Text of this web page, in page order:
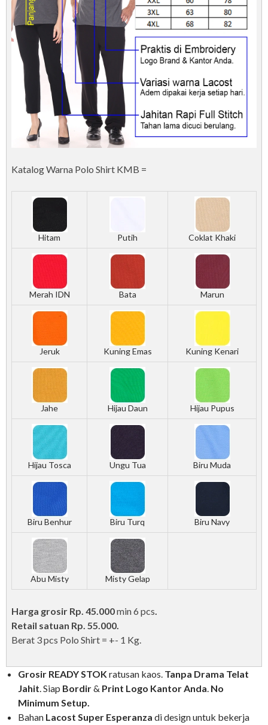
Katalog Warna Polo Shirt KMB =
Hitam Putih Coklat Khaki
Merah IDN Bata Marun
Jeruk Kuning Emas Kuning Kenari
Jahe Hijau Daun Hijau Pupus
Hijau Tosca Ungu Tua Biru Muda
Biru Benhur Biru Turq Biru Navy
Abu Misty Misty Gelap
Harga grosir Rp. 45.000min 6 pcs.
Retail satuan Rp. 55.000.
Berat 3 pcs Polo Shirt = +- 1 Kg.
Grosir READY STOK ratusan kaos. Tanpa Drama Telat
Jahit. Siap Bordir& Print Logo KantorAnda. No
Minimum Setup.
Bahan Lacost Super Esperanza di design untuk bekerja